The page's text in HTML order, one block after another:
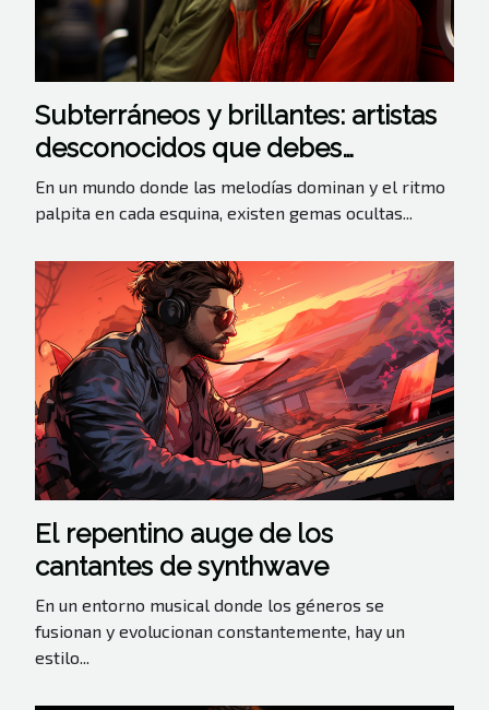
Subterráneos y brillantes: artistas
desconocidos que debes
escuchar
En un mundo donde las melodías dominan y el ritmo
palpita en cada esquina, existen gemas ocultas...
El repentino auge de los
cantantes de synthwave
En un entorno musical donde los géneros se
fusionan y evolucionan constantemente, hay un
estilo...